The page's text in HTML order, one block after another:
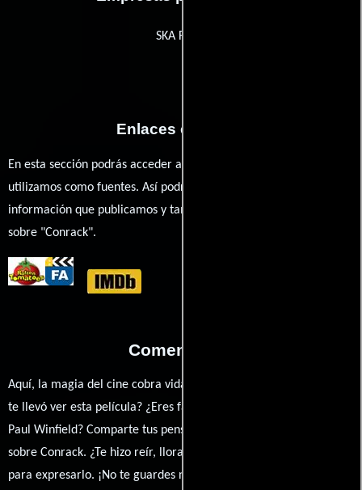
SKA Films
Enlaces externos
En esta sección podrás acceder a los recursos externos que
utilizamos como fuentes. Así podrás chequear toda la
información que publicamos y también ampliar tu conocimiento
sobre "Conrack".
Comentarios
Aquí, la magia del cine cobra vida a través de tus opiniones. ¿Qué
te llevó ver esta película? ¿Eres fan de Martin Ritt, Jon Voight o
Paul Winfield? Comparte tus pensamientos, emociones y críticas
sobre Conrack. ¿Te hizo reír, llorar o reflexionar? Este es el lugar
para expresarlo. ¡No te guardes nada! Queremos construir una